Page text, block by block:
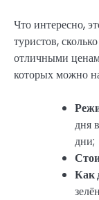
Что интересно,
туристов,
отличными
которых можно
дня
дни;
Как